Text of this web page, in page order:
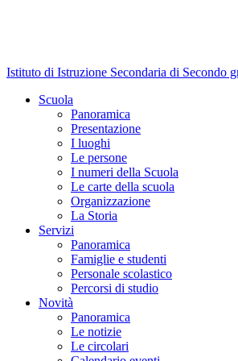
Istituto di Istruzione Secondaria di Secondo
Scuola
Panoramica
Presentazione
I luoghi
Le persone
I numeri della Scuola
Le carte della scuola
Organizzazione
La Storia
Servizi
Panoramica
Famiglie e studenti
Personale scolastico
Percorsi di studio
Novità
Panoramica
Le notizie
Le circolari